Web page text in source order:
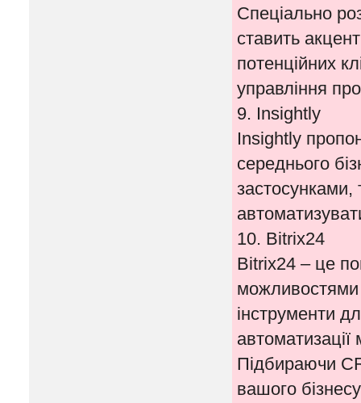
Спеціально
ставить
потенційних
управління
9. Insightly
Insightly
середнього
застосунками,
10. Bitrix24
Bitrix24 – це
можливостями
інструменти
автоматизації
Підбираючи
вашого